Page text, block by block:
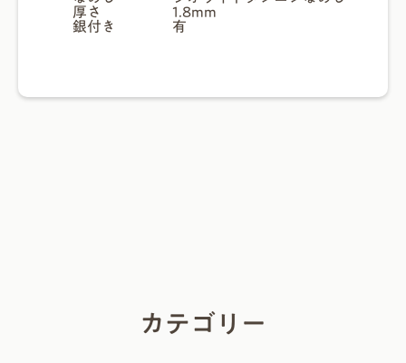
厚さ
銀付き 1.8mm
有
カテゴリー